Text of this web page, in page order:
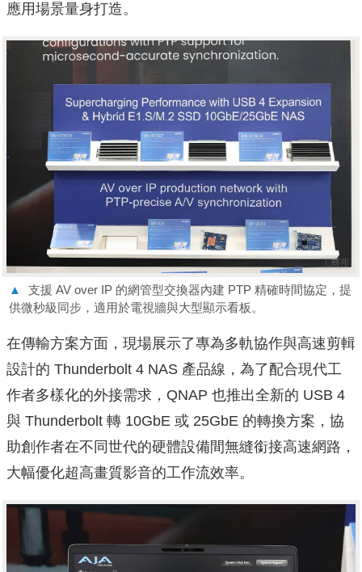
應用場景量身打造。
▲
支援 AV over IP 的網管型交換器內建 PTP 精確時間協定，提
供微秒級同步，適用於電視牆與大型顯示看板。
在傳輸方案方面，現場展示了專為多軌協作與高速剪輯
設計的 Thunderbolt 4 NAS 產品線，為了配合現代工
作者多樣化的外接需求，QNAP 也推出全新的 USB 4
與 Thunderbolt 轉 10GbE 或 25GbE 的轉換方案，協
助創作者在不同世代的硬體設備間無縫銜接高速網路，
大幅優化超高畫質影音的工作流效率。